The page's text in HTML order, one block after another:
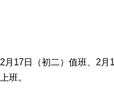
17日（初二）值班、2
班。